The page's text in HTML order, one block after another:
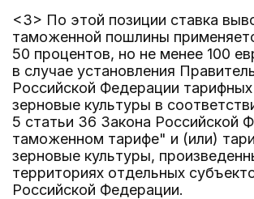
<3> По этой позиции ставка
таможенной пошлины
50 процентов, но не менее 100
в случае установления
Российской Федерации тарифных
зерновые культуры в
5 статьи 36 Закона Российской
таможенном тарифе" и (или)
зерновые культуры,
территориях отдельных
Российской Федерации.